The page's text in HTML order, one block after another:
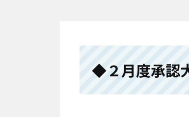
◆２月度承認